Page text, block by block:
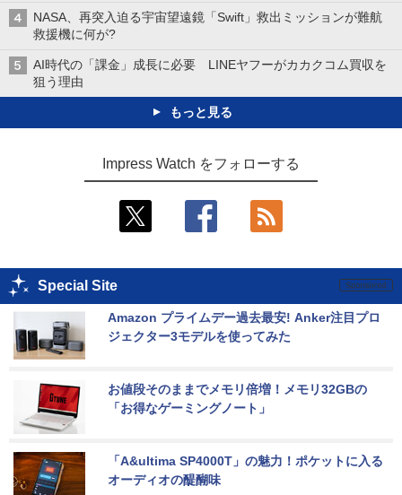
NASA、再突入迫る宇宙望遠鏡「Swift」救出ミッションが難航
救援機に何が?
AI時代の「課金」成長に必要 LINEヤフーがカカクコム買収を
狙う理由
もっと見る
Impress Watch をフォローする
Special Site
Amazon プライムデー過去最安! Anker注目プロ
ジェクター3モデルを使ってみた
お値段そのままでメモリ倍増！メモリ32GBの
「お得なゲーミングノート」
「A&ultima SP4000T」の魅力！ポケットに入る
オーディオの醍醐味